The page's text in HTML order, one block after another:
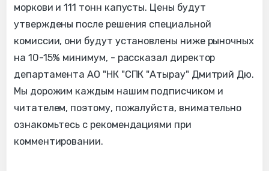
моркови и 111 тонн капусты. Цены будут
утверждены после решения специальной
комиссии, они будут установлены ниже рыночных
на 10-15% минимум, - рассказал директор
департамента АО "НК "СПК "Атырау" Дмитрий Дю.
Мы дорожим каждым нашим подписчиком и
читателем, поэтому, пожалуйста, внимательно
ознакомьтесь с рекомендациями при
комментировании.